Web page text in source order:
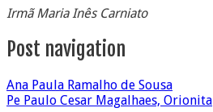
Irmã Maria Inês Carniato
Post navigation
Ana Paula Ramalho de Sousa
Pe Paulo Cesar Magalhaes, Orionita